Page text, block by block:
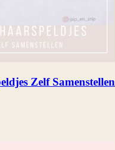
Zelf Samenstellen